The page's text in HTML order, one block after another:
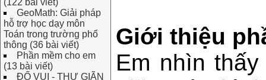
(122 bài viết)
GeoMath: Giải pháp
hỗ trợ học dạy môn
Toán trong trường phổ
thông (36 bài viết)
Phần mềm cho em
(13 bài viết)
ĐỐ VUI - THƯ GIÃN
Giới thiệu
Em nhìn